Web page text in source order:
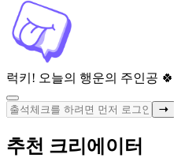
럭키! 오늘의 행운의 주인공 🍀
추천 크리에이터